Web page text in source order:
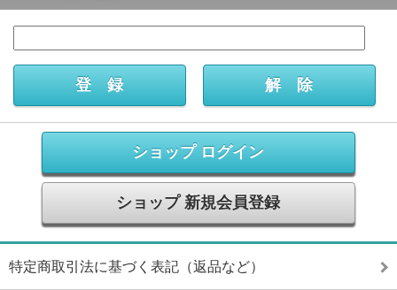
ショップ ログイン
ショップ 新規会員登録
特定商取引法に基づく表記（返品など）